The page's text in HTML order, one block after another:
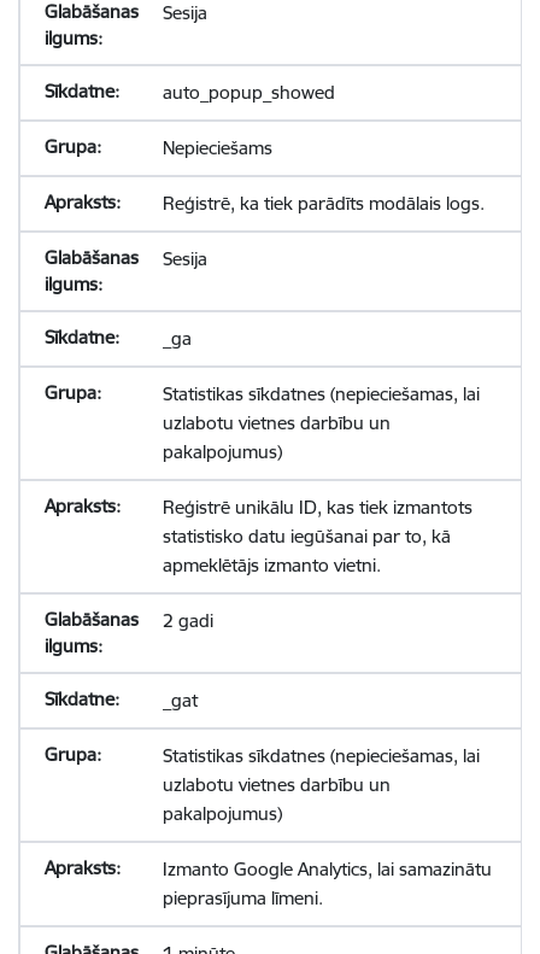
Sesija
auto_popup_showed
Nepieciešams
Reģistrē, ka tiek parādīts modālais logs.
Sesija
_ga
Statistikas sīkdatnes (nepieciešamas, lai
uzlabotu vietnes darbību un
pakalpojumus)
Reģistrē unikālu ID, kas tiek izmantots
statistisko datu iegūšanai par to, kā
apmeklētājs izmanto vietni.
2 gadi
_gat
Statistikas sīkdatnes (nepieciešamas, lai
uzlabotu vietnes darbību un
pakalpojumus)
Izmanto Google Analytics, lai samazinātu
pieprasījuma līmeni.